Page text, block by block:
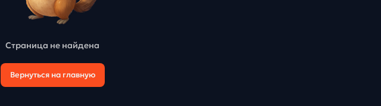
Страница не найдена
Вернуться на главную